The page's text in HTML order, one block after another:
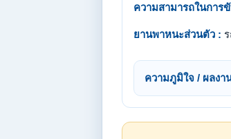
ความสามารถในการ
ยานพาหนะส่วนตัว :
ความภูมิใจ / ผลงา